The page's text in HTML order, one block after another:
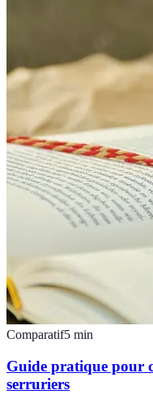
Comparatif5 min
Guide pratique pour
serruriers